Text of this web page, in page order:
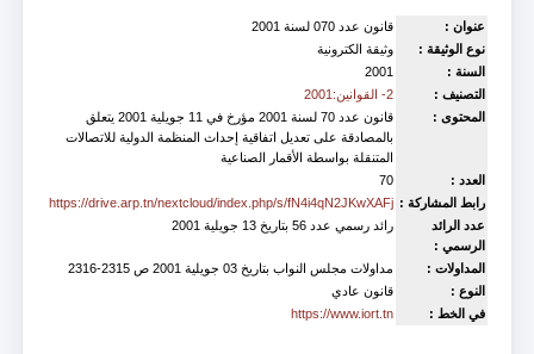
عنوان :
قانون عدد 070 لسنة 2001
نوع الوثيقة :
وثيقة الكترونية
السنة :
2001
التصنيف :
2- القوانين:2001
المحتوى :
قانون عدد 70 لسنة 2001 مؤرخ في 11 جويلية 2001 يتعلق
بالمصادقة على تعديل اتفاقية إحداث المنظمة الدولية للاتصالات
المتنقلة بواسطة الأقمار الصناعية
العدد :
70
رابط المشاركة : https://drive.arp.tn/nextcloud/index.php/s/fN4i4qN2JKwXAFj
عدد الرائد
الرسمي :
رائد رسمي عدد 56 بتاريخ 13 جويلية 2001
المداولات :
مداولات مجلس النواب بتاريخ 03 جويلية 2001 ص 2315-2316
النوع :
قانون عادي
في الخط :
https://www.iort.tn